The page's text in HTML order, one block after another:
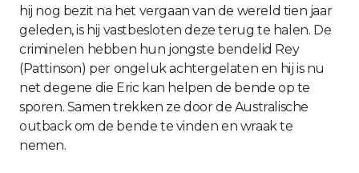
hij nog bezit na het vergaan van de wereld tien jaar
geleden, is hij vastbesloten deze terug te halen. De
criminelen hebben hun jongste bendelid Rey
(Pattinson) per ongeluk achtergelaten en hij is nu
net degene die Eric kan helpen de bende op te
sporen. Samen trekken ze door de Australische
outback om de bende te vinden en wraak te
nemen.